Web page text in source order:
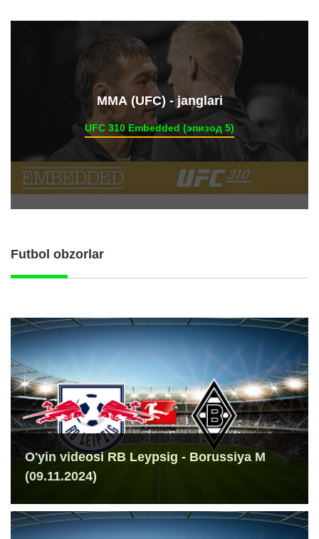
ММА (UFC) - janglari
UFC 310 Embedded (эпизод 5)
Futbol obzorlar
O'yin videosi RB Leypsig - Borussiya M
(09.11.2024)